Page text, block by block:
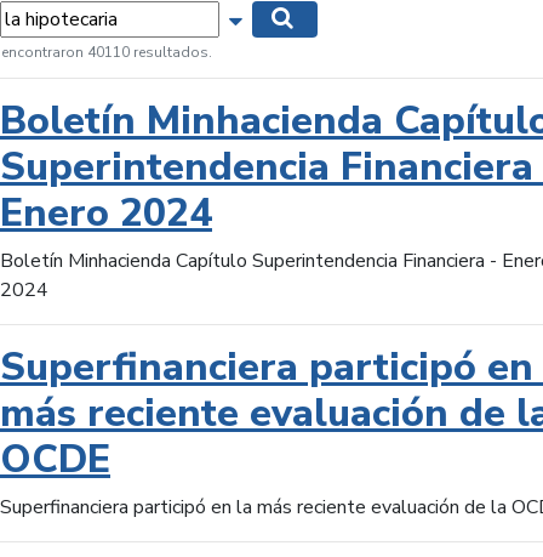
Mostrar opciones de búsqueda
encontraron 40110 resultados.
Boletín Minhacienda
Superintendencia
Enero 2024
Boletín Minhacienda Capítulo Superintendencia Financiera -
2024
Superfinanciera participó
más reciente evaluación de
OCDE
Superfinanciera participó en la más reciente evaluación de la